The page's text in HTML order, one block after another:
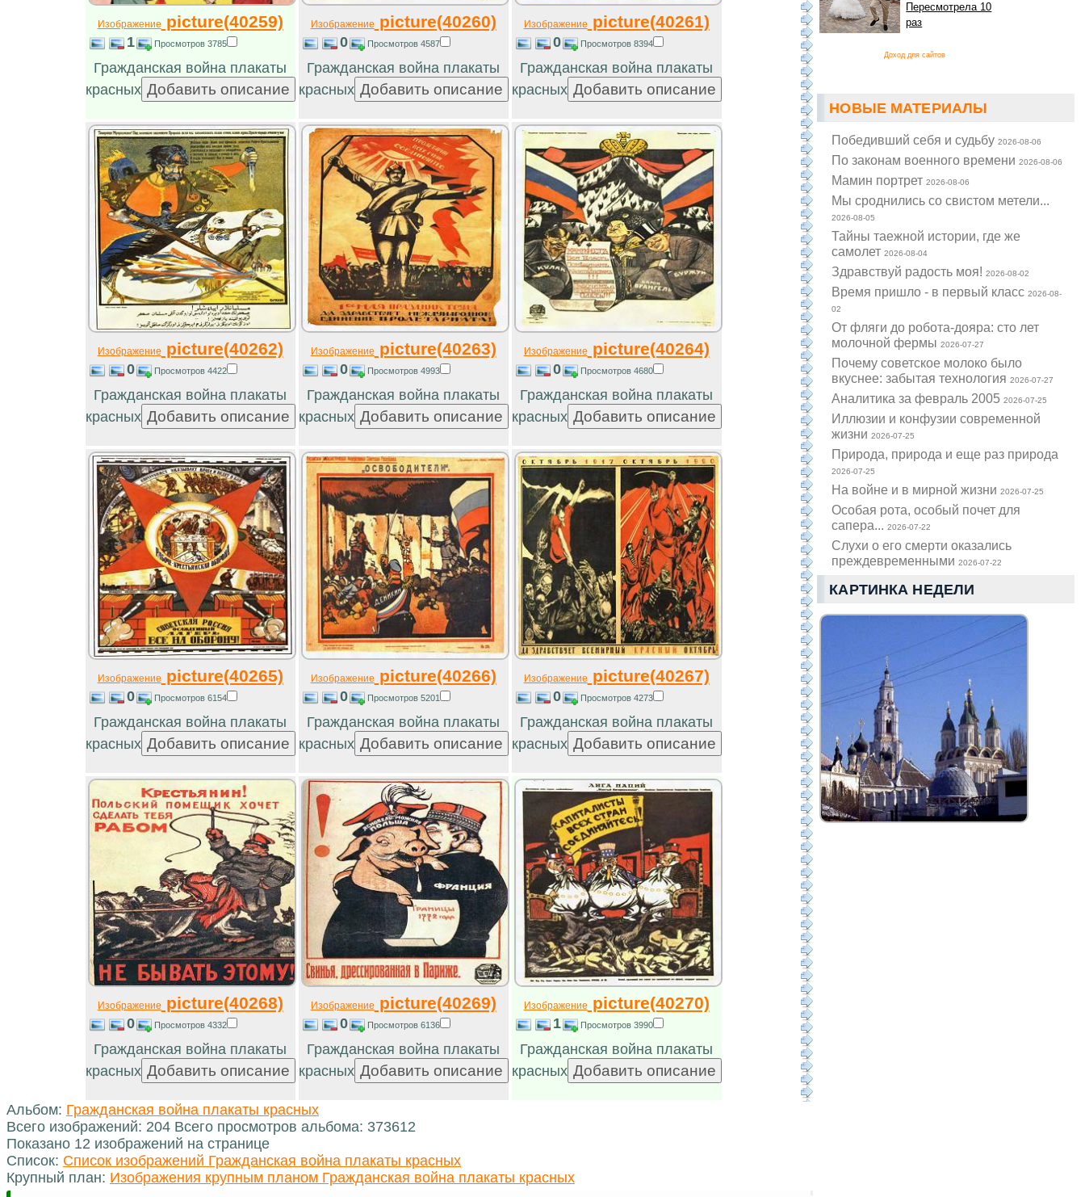
Пересмотрела 10
раз
Доход для сайтов
НОВЫЕ МАТЕРИАЛЫ
Победивший себя и судьбу2026-08-06
По законам военного времени2026-08-06
Мамин портрет2026-08-06
Мы сроднились со свистом метели...
2026-08-05
Тайны таежной истории, где же
самолет2026-08-04
Здравствуй радость моя!2026-08-02
Время пришло - в первый класс2026-08-
02
От фляги до робота-дояра: сто лет
молочной фермы2026-07-27
Почему советское молоко было
вкуснее: забытая технология2026-07-27
Аналитика за февраль 20052026-07-25
Иллюзии и конфузии современной
жизни2026-07-25
Природа, природа и еще раз природа
2026-07-25
На войне и в мирной жизни2026-07-25
Особая рота, особый почет для
сапера...2026-07-22
Слухи о его смерти оказались
преждевременными2026-07-22
КАРТИНКА НЕДЕЛИ
Изображение picture(40259)
1 Просмотров 3785
Гражданская война плакаты
красных
Изображение picture(40260)
0 Просмотров 4587
Гражданская война плакаты
красных
Изображение picture(40261)
0 Просмотров 8394
Гражданская война плакаты
красных
Изображение picture(40262)
0 Просмотров 4422
Гражданская война плакаты
красных
Изображение picture(40263)
0 Просмотров 4993
Гражданская война плакаты
красных
Изображение picture(40264)
0 Просмотров 4680
Гражданская война плакаты
красных
Изображение picture(40265)
0 Просмотров 6154
Гражданская война плакаты
красных
Изображение picture(40266)
0 Просмотров 5201
Гражданская война плакаты
красных
Изображение picture(40267)
0 Просмотров 4273
Гражданская война плакаты
красных
Изображение picture(40268)
0 Просмотров 4332
Гражданская война плакаты
красных
Изображение picture(40269)
0 Просмотров 6136
Гражданская война плакаты
красных
Изображение picture(40270)
1 Просмотров 3990
Гражданская война плакаты
красных
Альбом: Гражданская война плакаты красных
Всего изображений: 204 Всего просмотров альбома: 373612
Показано 12 изображений на странице
Список: Список изображений Гражданская война плакаты красных
Крупный план: Изображения крупным планом Гражданская война плакаты красных